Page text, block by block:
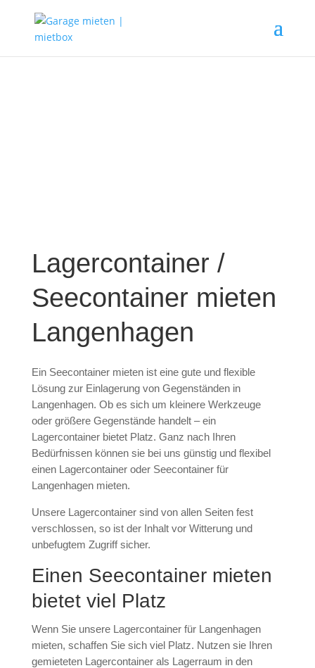
Lagercontainer /
Seecontainer mieten
Langenhagen
Ein Seecontainer mieten ist eine gute und flexible
Lösung zur Einlagerung von Gegenständen in
Langenhagen. Ob es sich um kleinere Werkzeuge
oder größere Gegenstände handelt – ein
Lagercontainer bietet Platz. Ganz nach Ihren
Bedürfnissen können sie bei uns günstig und flexibel
einen Lagercontainer oder Seecontainer für
Langenhagen mieten.
Unsere Lagercontainer sind von allen Seiten fest
verschlossen, so ist der Inhalt vor Witterung und
unbefugtem Zugriff sicher.
Einen Seecontainer mieten
bietet viel Platz
Wenn Sie unsere Lagercontainer für Langenhagen
mieten, schaffen Sie sich viel Platz. Nutzen sie Ihren
gemieteten Lagercontainer als Lagerraum in den